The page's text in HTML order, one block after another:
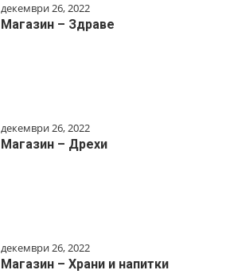
декември 26, 2022
Магазин – Здраве
декември 26, 2022
Магазин – Дрехи
декември 26, 2022
Магазин – Храни и напитки